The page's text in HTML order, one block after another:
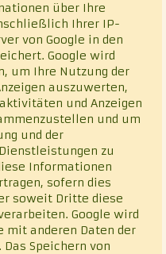
über Ihre
Ihrer IP-
von Google in den
Google wird
um Ihre Nutzung der
auszuwerten,
und Anzeigen
und um
und der
zu
Informationen
sofern dies
soweit Dritte diese
Google wird
mit anderen Daten der
Speichern von